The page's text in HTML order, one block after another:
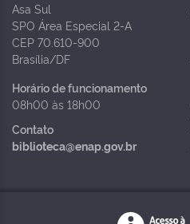
Asa Sul
SPO Área Especial 2-A
CEP 70.610-900
Brasília/DF
Horário de funcionamento
08h00 às 18h00
Contato
biblioteca@enap.gov.br